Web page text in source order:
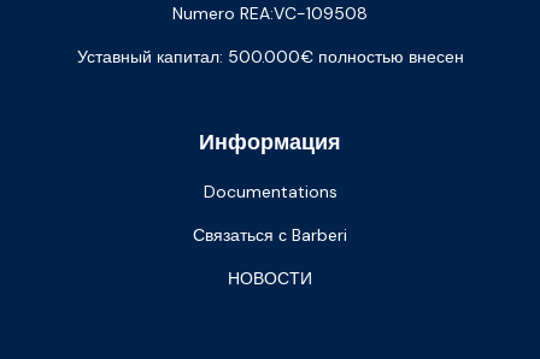
Информация
Documentations
Связаться с Barberi
НОВОСТИ
Numero REA:VC-109508
Уставный капитал: 500.000€ полностью внесен